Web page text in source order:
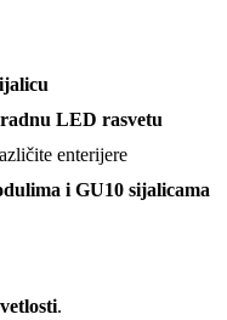
LED rasvetu
enterijere
i GU10 sijalicama
.